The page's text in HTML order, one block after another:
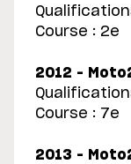
Course : 2e
2012 –
Course : 7e
2013 –